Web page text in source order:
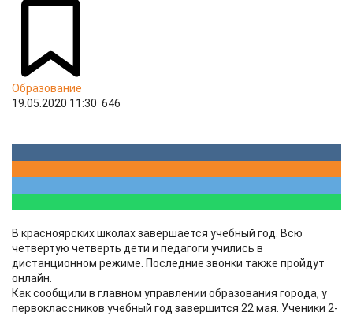
Образование
19.05.2020 11:30 646
В красноярских школах завершается учебный год. Всю
четвёртую четверть дети и педагоги учились в
дистанционном режиме. Последние звонки также пройдут
онлайн.
Как сообщили в главном управлении образования города, у
первоклассников учебный год завершится 22 мая. Ученики 2-